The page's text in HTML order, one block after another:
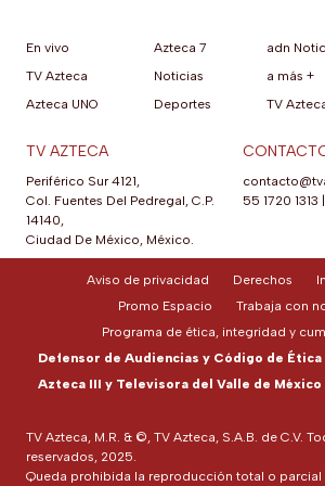
En vivo
TV Azteca
Azteca UNO
Azteca 7
Noticias
Deportes
adn
a más +
TV
TV AZTECA
Periférico Sur 4121,
Col. Fuentes Del Pedregal, C.P.
14140,
Ciudad De México, México.
55 1720 1313
TV Azteca, M.R. & ©, TV Azteca, S.A.B. de C.V.
reservados, 2025.
Queda prohibida la reproducción total o parcial
Aviso de privacidad Derechos
Promo Espacio
Trabaja con
Programa de ética, integridad y
Defensor de Audiencias y Código de
Azteca III y Televisora del Valle de México